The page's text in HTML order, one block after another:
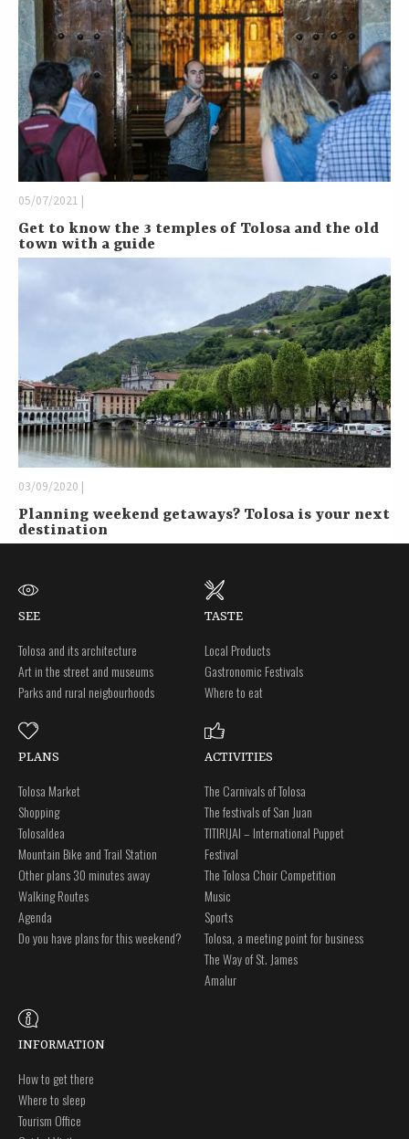
05/07/2021 |
Get to know the 3 temples of Tolosa and the old
town with a guide
03/09/2020 |
Planning weekend getaways? Tolosa is your next
destination
SEE
Tolosa and its architecture
Art in the street and museums
Parks and rural neigbourhoods
TASTE
Local Products
Gastronomic Festivals
Where to eat
PLANS
Tolosa Market
Shopping
Tolosaldea
Mountain Bike and Trail Station
Other plans 30 minutes away
Walking Routes
Agenda
Do you have plans for this weekend?
ACTIVITIES
The Carnivals of Tolosa
The festivals of San Juan
TITIRIJAI – International Puppet
Festival
The Tolosa Choir Competition
Music
Sports
Tolosa, a meeting point for business
The Way of St. James
Amalur
INFORMATION
How to get there
Where to sleep
Tourism Office